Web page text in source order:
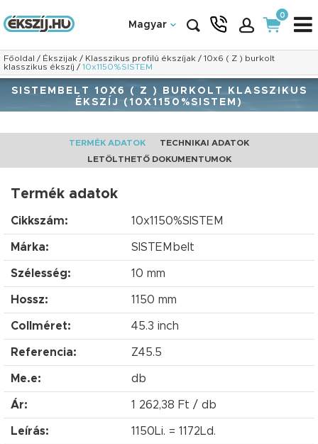
Magyar
0
Főoldal / Ékszijak / Klasszikus profilú ékszíjak / 10x6 ( Z ) burkolt
klasszikus ékszíj / 10x1150%SISTEM
SISTEMBELT 10X6 ( Z ) BURKOLT KLASSZIKUS
ÉKSZÍJ (10X1150%SISTEM)
TERMÉK ADATOK
TECHNIKAI ADATOK
LETÖLTHETŐ DOKUMENTUMOK
Termék adatok
Cikkszám: 10x1150%SISTEM
Márka: SISTEMbelt
Szélesség: 10 mm
Hossz: 1150 mm
Collméret: 45.3 inch
Referencia: Z45.5
Me.e: db
Ár: 1 262,38 Ft / db
Leírás: 1150Li. = 1172Ld.